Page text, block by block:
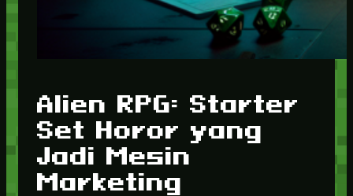
Alien RPG: Starter
Set Horor yang
Jadi Mesin
Marketing